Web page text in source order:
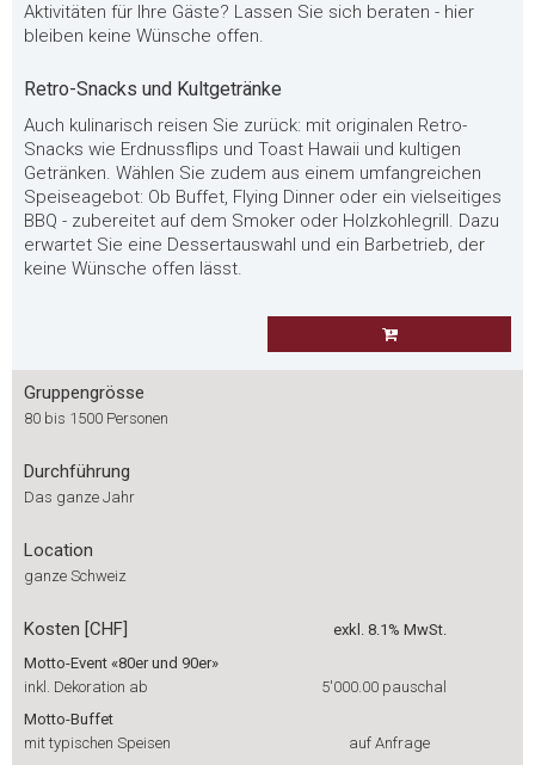
Aktivitäten für Ihre Gäste? Lassen Sie sich beraten - hier
bleiben keine Wünsche offen.
Retro-Snacks und Kultgetränke
Auch kulinarisch reisen Sie zurück: mit originalen Retro-
Snacks wie Erdnussflips und Toast Hawaii und kultigen
Getränken. Wählen Sie zudem aus einem umfangreichen
Speiseagebot: Ob Buffet, Flying Dinner oder ein vielseitiges
BBQ - zubereitet auf dem Smoker oder Holzkohlegrill. Dazu
erwartet Sie eine Dessertauswahl und ein Barbetrieb, der
keine Wünsche offen lässt.
Gruppengrösse
80 bis 1500 Personen
Durchführung
Das ganze Jahr
Location
ganze Schweiz
Kosten [CHF]
exkl. 8.1% MwSt.
Motto-Event «80er und 90er»
inkl. Dekoration ab
5'000.00 pauschal
Motto-Buffet
mit typischen Speisen
auf Anfrage